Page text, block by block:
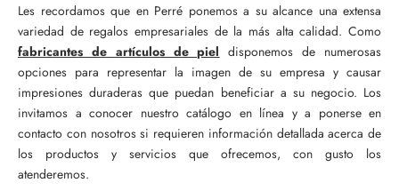
Les recordamos que en Perré ponemos a su alcance una extensa
variedad de regalos empresariales de la más alta calidad. Como
fabricantes de artículos de piel disponemos de numerosas
opciones para representar la imagen de su empresa y causar
impresiones duraderas que puedan beneficiar a su negocio. Los
invitamos a conocer nuestro catálogo en línea y a ponerse en
contacto con nosotros si requieren información detallada acerca de
los productos y servicios que ofrecemos, con gusto los
atenderemos.